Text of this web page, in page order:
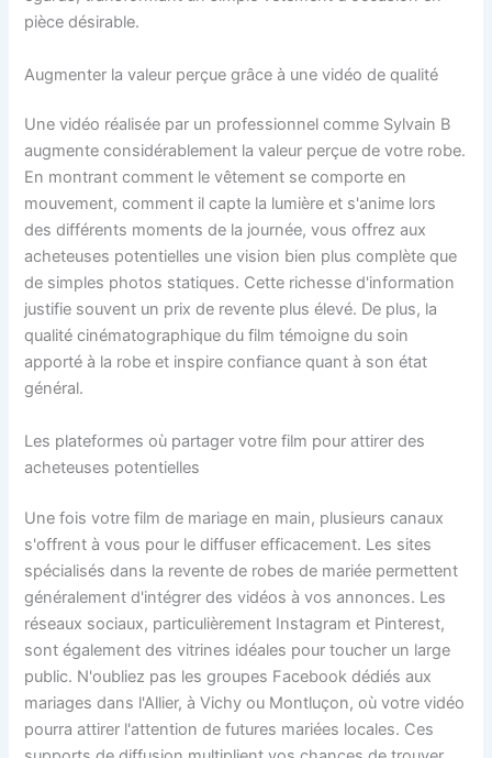
pièce désirable.
Augmenter la valeur perçue grâce à une vidéo de qualité
Une vidéo réalisée par un professionnel comme Sylvain B
augmente considérablement la valeur perçue de votre robe.
En montrant comment le vêtement se comporte en
mouvement, comment il capte la lumière et s'anime lors
des différents moments de la journée, vous offrez aux
acheteuses potentielles une vision bien plus complète que
de simples photos statiques. Cette richesse d'information
justifie souvent un prix de revente plus élevé. De plus, la
qualité cinématographique du film témoigne du soin
apporté à la robe et inspire confiance quant à son état
général.
Les plateformes où partager votre film pour attirer des
acheteuses potentielles
Une fois votre film de mariage en main, plusieurs canaux
s'offrent à vous pour le diffuser efficacement. Les sites
spécialisés dans la revente de robes de mariée permettent
généralement d'intégrer des vidéos à vos annonces. Les
réseaux sociaux, particulièrement Instagram et Pinterest,
sont également des vitrines idéales pour toucher un large
public. N'oubliez pas les groupes Facebook dédiés aux
mariages dans l'Allier, à Vichy ou Montluçon, où votre vidéo
pourra attirer l'attention de futures mariées locales. Ces